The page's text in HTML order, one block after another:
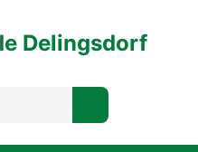
Delingsdorf